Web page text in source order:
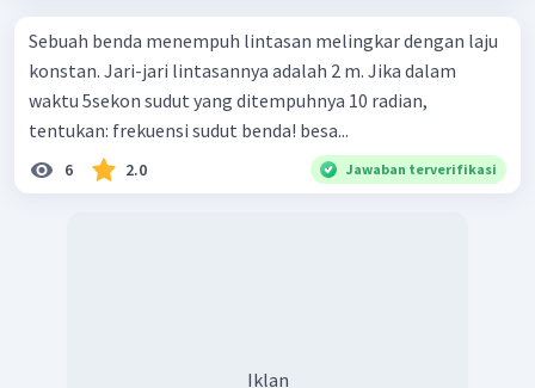
Sebuah benda menempuh lintasan melingkar dengan laju
konstan. Jari-jari lintasannya adalah 2 m. Jika dalam
waktu 5sekon sudut yang ditempuhnya 10 radian,
tentukan: frekuensi sudut benda! besa...
6 2.0 Jawaban terverifikasi
Iklan